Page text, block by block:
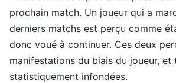
prochain match. Un joueur qui a
derniers matchs est perçu comme
donc voué à continuer. Ces deux
manifestations du biais du joueur, et
statistiquement infondées.